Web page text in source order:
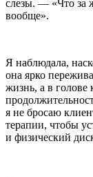
слезы. — «Что за
вообще».
Я наблюдала,
она ярко
жизнь, а в
я не бросаю
терапии, чтобы
и физический